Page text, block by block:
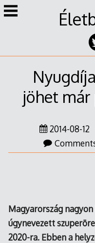
Skip
to
jöhet
2014-08-12
Magyarország
úgynevezett
2020-ra. Ebben a